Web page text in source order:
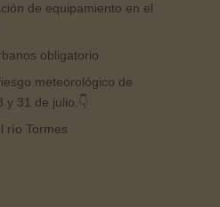
de equipamiento en el
obligatorio
meteorológico de
y 31 de julio.👇
río Tormes